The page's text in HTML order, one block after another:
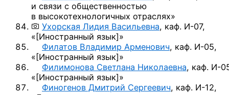
и связи с общественностью
в высокотехнологичных отраслях»
Ухорская Лидия Васильевна, каф. И-07,
« [Иностранный язык]»
Филатов Владимир Арменович, каф. И-05,
« [Иностранный язык]»
Филимонова Светлана Николаевна, каф. И-
« [Иностранный язык]»
Финогенов Дмитрий Сергеевич, каф. И-12,